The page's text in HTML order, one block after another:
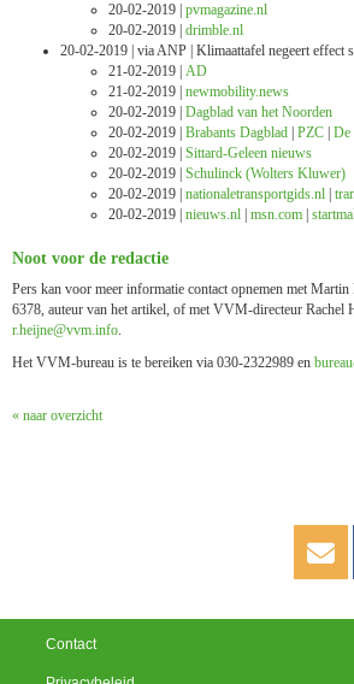
20-02-2019 | pvmagazine.nl
20-02-2019 | drimble.nl
20-02-2019 | via ANP | Klimaattafel negeert effect
21-02-2019 | AD
21-02-2019 | newmobility.news
20-02-2019 | Dagblad van het Noorden
20-02-2019 | Brabants Dagblad PZC De
20-02-2019 | Sittard-Geleen nieuws
20-02-2019 | Schulinck (Wolters Kluwer)
20-02-2019 | nationaletransportgids.nl
20-02-2019 | nieuws.nl msn.com
Noot voor de redactie
Pers kan voor meer informatie contact opnemen met
6378, auteur van het artikel, of met VVM-directeur Rachel
enjieh.r@vvm.info.
Het VVM-bureau is te bereiken via 030-2322989 en uaerub
« naar overzicht
Contact